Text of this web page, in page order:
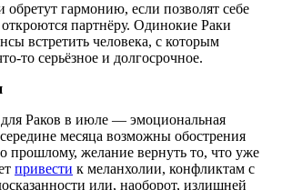
гармонию, если позволят себе
партнёру. Одинокие Раки
встретить человека, с которым
то серьёзное и долгосрочное.
для Раков в июле — эмоциональная
месяца возможны обострения
прошлому, желание вернуть то, что уже
привести к меланхолии, конфликтам с
или, наоборот, излишней